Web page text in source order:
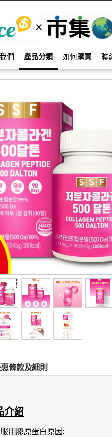
們 產品分類 如何購買 聯
條款及細則
介紹
用膠原蛋白原因: